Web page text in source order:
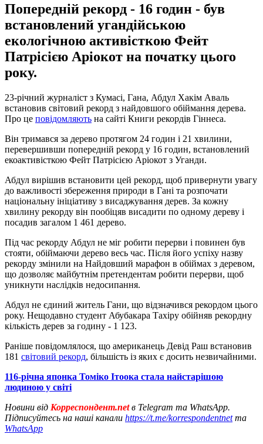
Попередній рекорд - 16 годин - був
встановлений угандійською
екологічною активісткою Фейт
Патрісією Аріокот на початку цього
року.
23-річний журналіст з Кумасі, Гана, Абдул Хакім Аваль
встановив світовий рекорд з найдовшого обіймання дерева.
Про це повідомляють на сайті Книги рекордів Гіннеса.
Він тримався за дерево протягом 24 годин і 21 хвилини,
перевершивши попередній рекорд у 16 годин, встановлений
екоактивісткою Фейт Патрісією Аріокот з Уганди.
Абдул вирішив встановити цей рекорд, щоб привернути увагу
до важливості збереження природи в Гані та розпочати
національну ініціативу з висаджування дерев. За кожну
хвилину рекорду він пообіцяв висадити по одному дереву і
посадив загалом 1 461 дерево.
Під час рекорду Абдул не міг робити перерви і повинен був
стояти, обіймаючи дерево весь час. Після його успіху назву
рекорду змінили на Найдовший марафон в обіймах з деревом,
що дозволяє майбутнім претендентам робити перерви, щоб
уникнути наслідків недосипання.
Абдул не єдиний житель Гани, що відзначився рекордом цього
року. Нещодавно студент Абубакара Тахіру обійняв рекордну
кількість дерев за годину - 1 123.
Раніше повідомлялося, що американець Девід Раш встановив
181 світовий рекорд, більшість із яких є досить незвичайними.
116-річна японка Томіко Ітоока стала найстарішою
людиною у світі
Новини від Корреспондент.netв Telegram та WhatsApp.
Підписуйтесь на наші канали https://t.me/korrespondentnetта
WhatsApp